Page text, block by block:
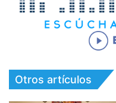
Otros artículos